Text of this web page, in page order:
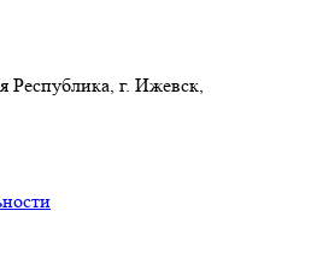
Республика, г. Ижевск,